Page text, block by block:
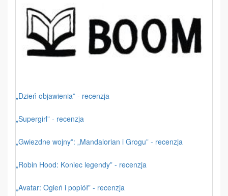
„Dzień objawienia” - recenzja
„Supergirl” - recenzja
„Gwiezdne wojny”: „Mandalorian i Grogu” - recenzja
„Robin Hood: Koniec legendy” - recenzja
„Avatar: Ogień i popiół” - recenzja